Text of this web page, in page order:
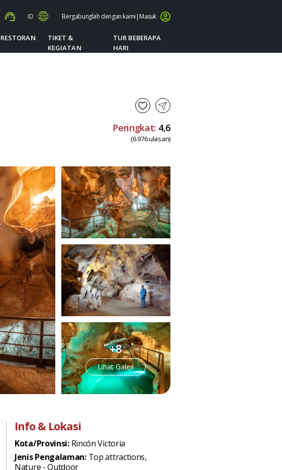
ID Bergabunglah dengan kami| Masuk
RESTORAN
TIKET &
KEGIATAN
TUR BEBERAPA
HARI
Peringkat: 4,6
(6.976 ulasan)
+8
Lihat Galeri
Info & Lokasi
Kota/Provinsi: Rincón Victoria
Jenis Pengalaman: Top attractions,
Nature - Outdoor